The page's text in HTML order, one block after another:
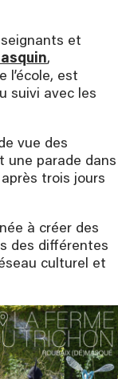
et
,
l’école, est
suivi avec les
vue des
une parade dans
trois jours
à créer des
des différentes
culturel et